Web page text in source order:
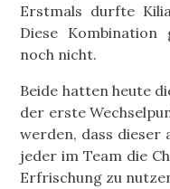
Erstmals durfte
Diese
noch nicht.
Beide hatten heute
der erste
werden, dass dieser
jeder im Team die
Erfrischung zu